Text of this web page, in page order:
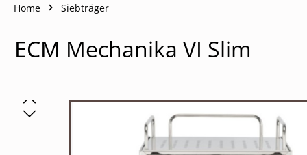
Home Siebträger
ECM Mechanika VI Slim
Bildergalerie überspringen